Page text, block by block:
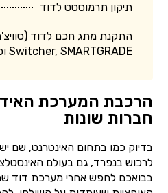
תיקון תרמוסטט לדוד
התקנת מתג חכם לדוד
Switcher, SMARTGRADE וכד')
הרכבת המערכת
חברות שונות
בדיוק כמו בתחום האינטרנט, שם
לרכוש בנפרד, גם בעולם
בבואכם לחפש אחרי מערכת דוד